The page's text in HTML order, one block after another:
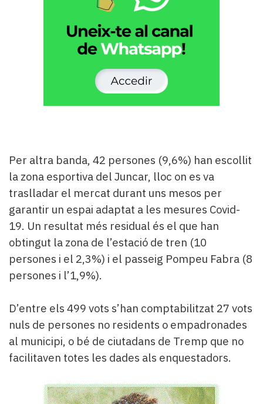
Per altra banda, 42 persones (9,6%) han escollit
la zona esportiva del Juncar, lloc on es va
traslladar el mercat durant uns mesos per
garantir un espai adaptat a les mesures Covid-
19. Un resultat més residual és el que han
obtingut la zona de l’estació de tren (10
persones i el 2,3%) i el passeig Pompeu Fabra (8
persones i l’1,9%).
D’entre els 499 vots s’han comptabilitzat 27 vots
nuls de persones no residents o empadronades
al municipi, o bé de ciutadans de Tremp que no
facilitaven totes les dades als enquestadors.